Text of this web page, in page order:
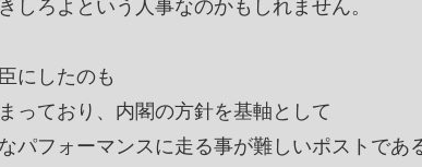
しろよという人事なのかもしれません。
にしたのも
っており、内閣の方針を基軸として
パフォーマンスに走る事が難しいポストであ